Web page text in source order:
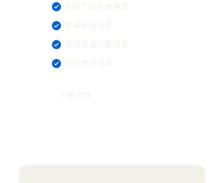
加快产品开发速度
提高制造速度
提供患者匹配设备
优化库存成本
了解详情